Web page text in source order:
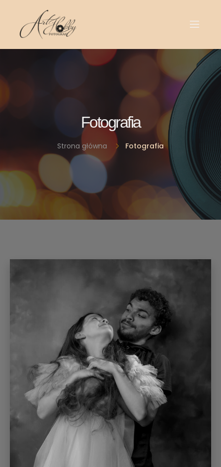
Fotografia
Strona główna Fotografia